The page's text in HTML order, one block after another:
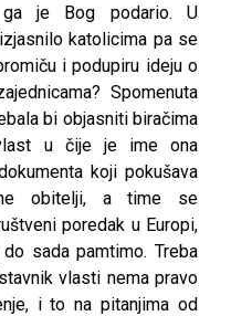
je Bog podario. U
katolicima pa se
i podupiru ideju o
Spomenuta
bi objasniti biračima
u čije je ime ona
koji pokušava
obitelji, a time se
poredak u Europi,
sada pamtimo. Treba
vlasti nema pravo
i to na pitanjima od